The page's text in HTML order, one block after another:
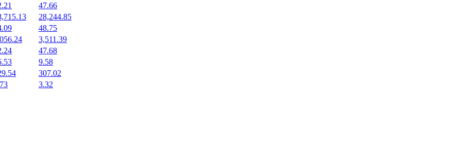
47.66
28,244.85
48.75
3,511.39
47.68
9.58
307.02
3.32